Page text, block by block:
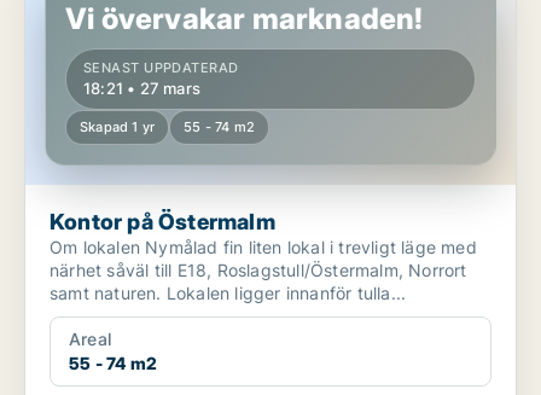
Vi övervakar marknaden!
SENAST UPPDATERAD
18:21 • 27 mars
Skapad 1 yr 55 - 74 m2
Kontor på Östermalm
Om lokalen Nymålad fin liten lokal i trevligt läge med
närhet såväl till E18, Roslagstull/Östermalm, Norrort
samt naturen. Lokalen ligger innanför tulla...
Areal
55 - 74 m2